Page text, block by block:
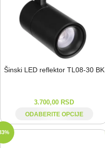
Šinski LED reflektor TL08-⁠30 BK
3.700,00 RSD
ODABERITE OPCIJE